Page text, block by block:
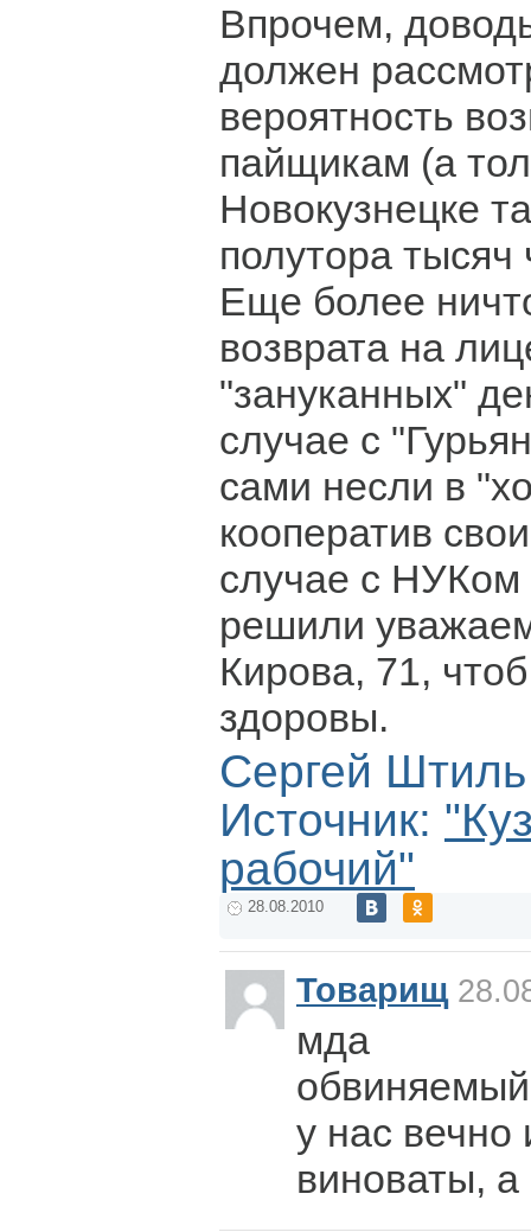
Впрочем,
должен
вероятность
пайщикам (а
Новокузнецке
полутора
Еще более
возврата на
"зануканных"
случае с
сами несли в
кооператив
случае с НУКом
решили
Кирова, 71,
здоровы.
Сергей Штиль
Источник:
рабочий"
28.08.2010
Товарищ
мда
у нас
виноваты, а